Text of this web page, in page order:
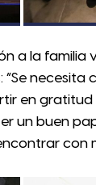
a la familia
necesita
en
un buen
con